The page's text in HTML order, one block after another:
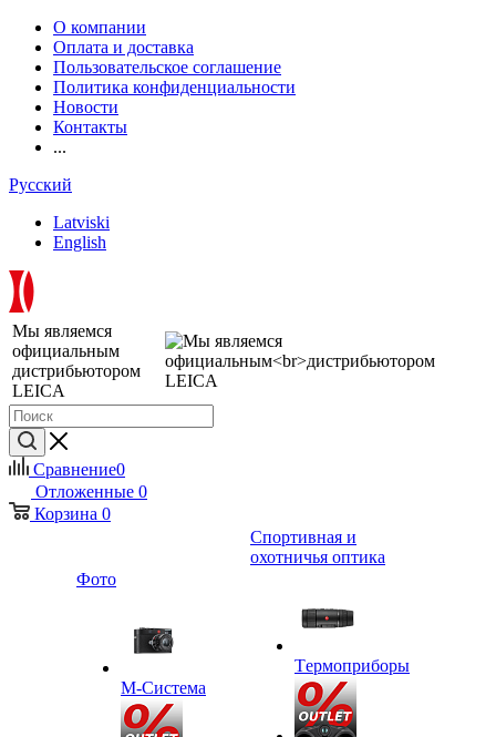
О компании
Оплата и доставка
Пользовательское соглашение
Политика конфиденциальности
Новости
Контакты
...
Русский
Latviski
English
Мы являемся
официальным
дистрибьютором
LEICA
Сравнение0
Отложенные 0
Корзина 0
Фото
M-Система
Спортивная и
охотничья оптика
Tермоприборы